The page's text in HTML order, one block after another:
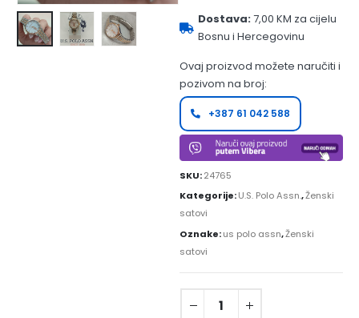
Dostava:7,00 KM za cijelu
Bosnu i Hercegovinu
Ovaj proizvod možete naručiti i
pozivom na broj:
+387 61 042 588
SKU:24765
Kategorije:U.S. Polo Assn.,Ženski
satovi
Oznake:us polo assn,Ženski
satovi